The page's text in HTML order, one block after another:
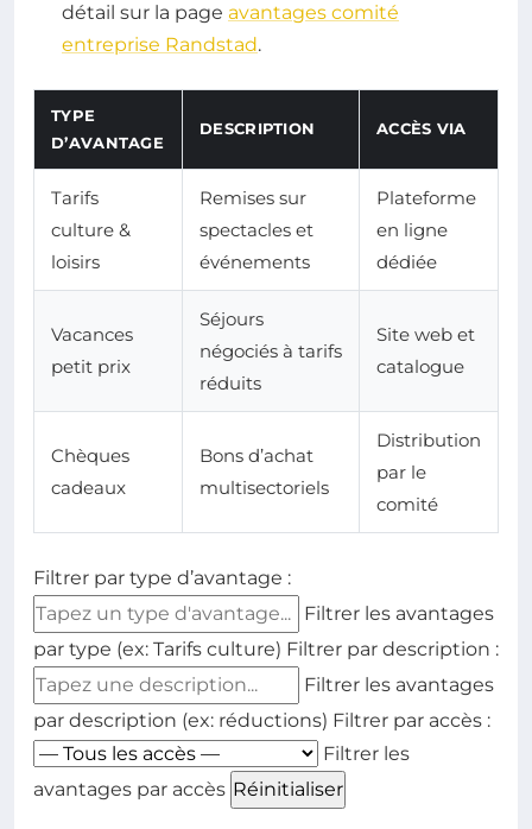
détail sur la page avantages comité
entreprise Randstad.
TYPE
D’AVANTAGE
DESCRIPTION ACCÈS VIA
Tarifs
culture &
loisirs
Remises sur
spectacles et
événements
Plateforme
en ligne
dédiée
Vacances
petit prix
Séjours
négociés à tarifs
réduits
Site web et
catalogue
Chèques
cadeaux
Bons d’achat
multisectoriels
Distribution
par le
comité
Filtrer par type d’avantage :
Filtrer les avantages
par type (ex: Tarifs culture) Filtrer par description :
Filtrer les avantages
par description (ex: réductions) Filtrer par accès :
Filtrer les
avantages par accès Réinitialiser